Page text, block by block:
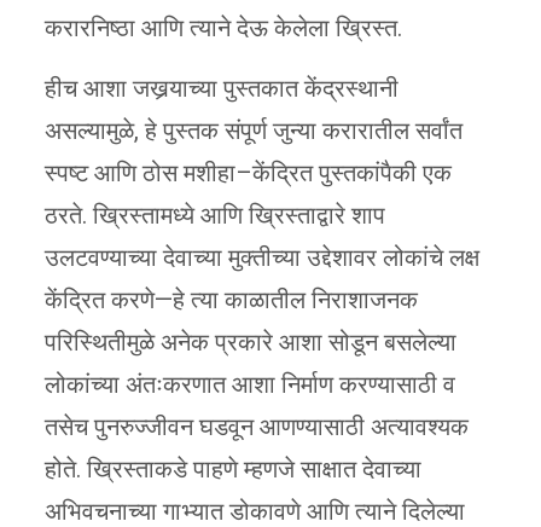
करारनिष्ठा आणि त्याने देऊ केलेला ख्रिस्त.
हीच आशा जखर्‍याच्या पुस्तकात केंद्रस्थानी
असल्यामुळे, हे पुस्तक संपूर्ण जुन्या करारातील सर्वांत
स्पष्ट आणि ठोस मशीहा–केंद्रित पुस्तकांपैकी एक
ठरते. ख्रिस्तामध्ये आणि ख्रिस्ताद्वारे शाप
उलटवण्याच्या देवाच्या मुक्तीच्या उद्देशावर लोकांचे लक्ष
केंद्रित करणे—हे त्या काळातील निराशाजनक
परिस्थितीमुळे अनेक प्रकारे आशा सोडून बसलेल्या
लोकांच्या अंतःकरणात आशा निर्माण करण्यासाठी व
तसेच पुनरुज्जीवन घडवून आणण्यासाठी अत्यावश्यक
होते. ख्रिस्ताकडे पाहणे म्हणजे साक्षात देवाच्या
अभिवचनाच्या गाभ्यात डोकावणे आणि त्याने दिलेल्या